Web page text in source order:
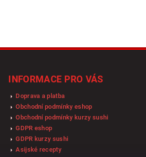
INFORMACE PRO VÁS
Doprava a platba
Obchodní podmínky eshop
Obchodní podmínky kurzy sushi
GDPR eshop
GDPR kurzy sushi
Asijské recepty